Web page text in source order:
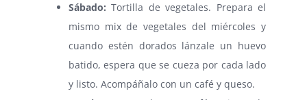
Sábado: Tortilla de vegetales. Prepara el
mismo mix de vegetales del miércoles y
cuando estén dorados lánzale un huevo
batido, espera que se cueza por cada lado
y listo. Acompáñalo con un café y queso.